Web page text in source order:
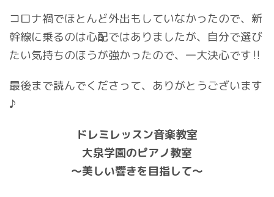
コロナ禍でほとんど外出もしていなかったので、新
幹線に乗るのは心配ではありましたが、自分で選び
たい気持ちのほうが強かったので、一大決心です‼︎
最後まで読んでくださって、ありがとうございます
♪
ドレミレッスン音楽教室
大泉学園のピアノ教室
〜美しい響きを目指して〜